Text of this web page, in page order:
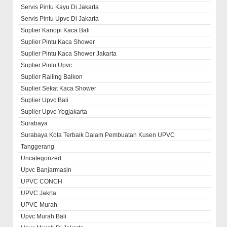
Servis Pintu Kayu Di Jakarta
Servis Pintu Upvc Di Jakarta
Suplier Kanopi Kaca Bali
Suplier Pintu Kaca Shower
Suplier Pintu Kaca Shower Jakarta
Suplier Pintu Upvc
Suplier Railing Balkon
Suplier Sekat Kaca Shower
Suplier Upvc Bali
Suplier Upvc Yogjakarta
Surabaya
Surabaya Kota Terbaik Dalam Pembuatan Kusen UPVC
Tanggerang
Uncategorized
Upvc Banjarmasin
UPVC CONCH
UPVC Jakrta
UPVC Murah
Upvc Murah Bali